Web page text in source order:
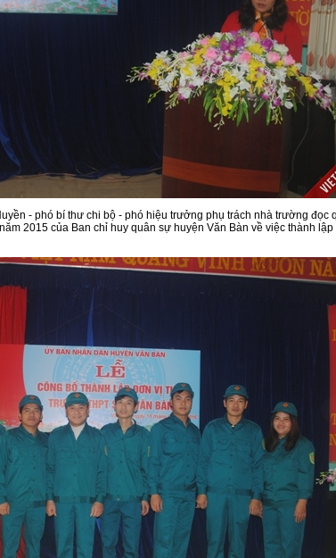
- phó bí thư chi bộ - phó hiệu trưởng phụ trách nhà trường đọc
2015 của Ban chỉ huy quân sự huyện Văn Bàn về việc thành